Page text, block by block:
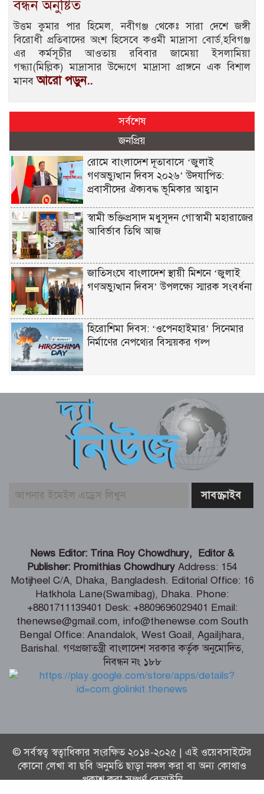
বন্ধন অনুষ্টিত
উত্তম কুমার পার হিমেল, নবীগঞ্জ থেকেঃ সারা দেশে জঙ্গী
বিরোধী প্রতিবাদের অংশ হিসেবে কওমী মাদ্রাসা বোর্ড,হবিগঞ্জ
এর কর্মসূচীর আওতায় রবিবার জামেয়া ইসলামিয়া
গন্ধ্যা(মিল্লিক) মাদ্রাসার উদ্দ্যেগে মাদ্রাসা প্রাঙ্গনে এক বিশাল
মানবআরো পড়ুন..
সর্বশেষ
জনপ্রিয়
রোমে বাংলাদেশ দূতাবাসে ‘জুলাই
গণঅভ্যুত্থান দিবস ২০২৬’ উদযাপিত:
প্রবাসীদের ঐক্যবদ্ধ ভূমিকার আহ্বান
স্বামী ভক্তিপ্রসাদ মধুসূদন গোস্বামী মহারাজের
আবির্ভাব তিথি আজ
জাতিসংঘে বাংলাদেশ স্থায়ী মিশনে ‘জুলাই
গণঅভ্যুত্থান দিবস’ উপলক্ষ্যে স্মারক সংবর্ধনা
হিরোশিমা দিবস: ‘ওপেনহাইমার’ সিনেমার
নির্মাণের নেপথ্যের বিস্ময়কর গল্প
জাতিসংঘে বাংলাদেশ স্থায়ী মিশনের স্মারক
আজ বৃহস্পতিবার (৬ আগস্ট) রাশিফল ও
গ্রহদোষ প্রতিকারের উপায়
আজ ২০ শ্রাবণ বৃহস্পতিবার (৬ আগস্ট)
পঞ্জিকা ও ইতিহাসের এইদিনে
শেখ হাসিনার দিল্লিতে সংবাদ সম্মেলন নিয়ে
পররাষ্ট্র মন্ত্রণালয়ের কড়া প্রতিক্রিয়া
বুড়িগঙ্গায় তরল বর্জ্য নির্গমনস্থল থেকে নমুনা
সংগ্রহ
ভোলায় ৫ম শ্রেণির ছাত্রীকে সংঘবদ্ধ ধর্ষণ-
ভিডিও ধারণ, তিন কিশোর গ্রেপ্তার
News Editor: Trina Roy Chowdhury, Editor &
Publisher: Promithias Chowdhury Address: 154
Motijheel C/A, Dhaka, Bangladesh. Editorial Office: 16
Hatkhola Lane(Swamibag), Dhaka. Phone:
+8801711139401 Desk: +8809696029401 Email:
thenewse@gmail.com, info@thenewse.com South
Bengal Office: Anandalok, West Goail, Agailjhara,
Barishal. গণপ্রজাতন্ত্রী বাংলাদেশ সরকার কর্তৃক অনুমোদিত,
নিবন্ধন নং ১৮৮
© সর্বস্বত্ব স্বত্বাধিকার সংরক্ষিত ২০১৪-২০২৫ | এই ওয়েবসাইটের
কোনো লেখা বা ছবি অনুমতি ছাড়া নকল করা বা অন্য কোথাও
প্রকাশ করা সম্পূর্ণ বেআইনি